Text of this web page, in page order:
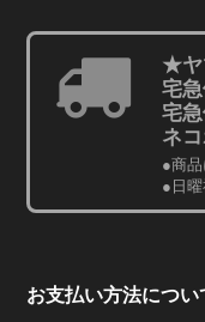
★ヤ
宅
宅
ネ
●商
●日
お支払い方法につい